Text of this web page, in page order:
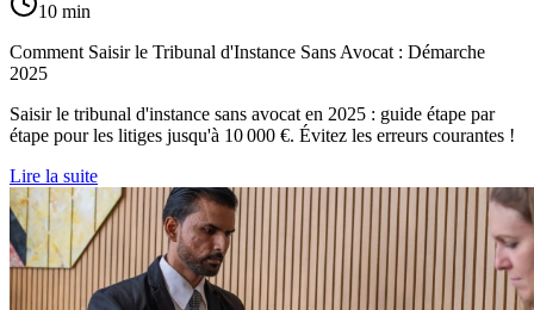
10 min
Comment Saisir le Tribunal d'Instance Sans Avocat : Démarche
2025
Saisir le tribunal d'instance sans avocat en 2025 : guide étape par
étape pour les litiges jusqu'à 10 000 €. Évitez les erreurs courantes !
Lire la suite